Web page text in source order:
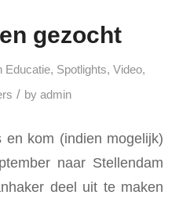
gezocht
Educatie, Spotlights, Video,
/ byadmin
kom (indien mogelijk)
naar Stellendam
deel uit te maken